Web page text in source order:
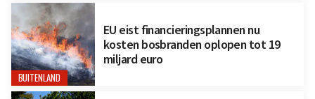
BUITENLAND
EU eist financieringsplannen nu
kosten bosbranden oplopen tot 19
miljard euro